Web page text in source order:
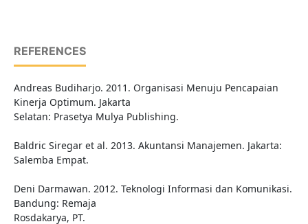
REFERENCES
Andreas Budiharjo. 2011. Organisasi Menuju Pencapaian
Kinerja Optimum. Jakarta
Selatan: Prasetya Mulya Publishing.
Baldric Siregar et al. 2013. Akuntansi Manajemen. Jakarta:
Salemba Empat.
Deni Darmawan. 2012. Teknologi Informasi dan Komunikasi.
Bandung: Remaja
Rosdakarya, PT.